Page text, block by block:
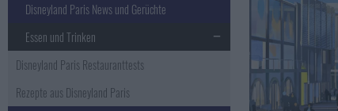
Disneyland Paris News und Gerüchte
Essen und Trinken
Disneyland Paris Restauranttests
Rezepte aus Disneyland Paris